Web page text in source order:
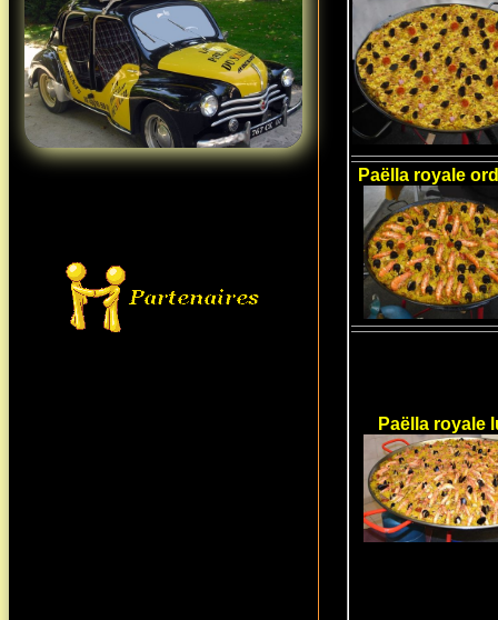
Paëlla royale
Paëlla royale